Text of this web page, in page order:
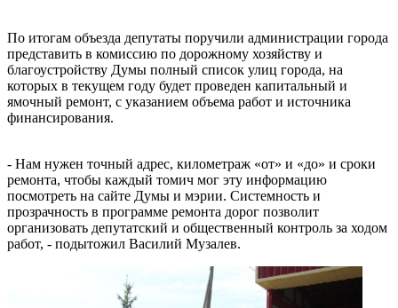
По итогам объезда депутаты поручили администрации города
представить в комиссию по дорожному хозяйству и
благоустройству Думы полный список улиц города, на
которых в текущем году будет проведен капитальный и
ямочный ремонт, с указанием объема работ и источника
финансирования.
- Нам нужен точный адрес, километраж «от» и «до» и сроки
ремонта, чтобы каждый томич мог эту информацию
посмотреть на сайте Думы и мэрии. Системность и
прозрачность в программе ремонта дорог позволит
организовать депутатский и общественный контроль за ходом
работ, - подытожил Василий Музалев.